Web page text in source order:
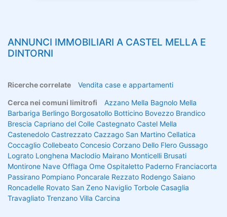
ANNUNCI IMMOBILIARI A CASTEL MELLA E
DINTORNI
Ricerche correlate Vendita case e appartamenti
Cerca nei comuni limitrofi Azzano Mella Bagnolo Mella
Barbariga Berlingo Borgosatollo Botticino Bovezzo Brandico
Brescia Capriano del Colle Castegnato Castel Mella
Castenedolo Castrezzato Cazzago San Martino Cellatica
Coccaglio Collebeato Concesio Corzano Dello Flero Gussago
Lograto Longhena Maclodio Mairano Monticelli Brusati
Montirone Nave Offlaga Ome Ospitaletto Paderno Franciacorta
Passirano Pompiano Poncarale Rezzato Rodengo Saiano
Roncadelle Rovato San Zeno Naviglio Torbole Casaglia
Travagliato Trenzano Villa Carcina